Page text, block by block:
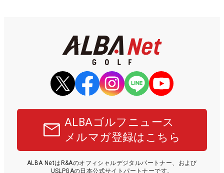
ALBAゴルフニュース
メルマガ登録はこちら
ALBA NetはR&Aのオフィシャルデジタルパートナー、および
USLPGAの日本公式サイトパートナーです。